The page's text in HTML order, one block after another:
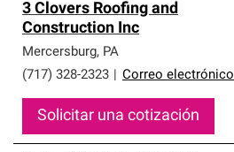
3 Clovers Roofing and
Construction Inc
Mercersburg, PA
(717) 328-2323
Correo electrónico
Solicitar una cotización